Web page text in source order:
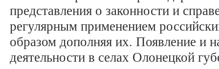
представления о законности и
регулярным применением
образом дополняя их. Появление и
деятельности в селах Олонецкой